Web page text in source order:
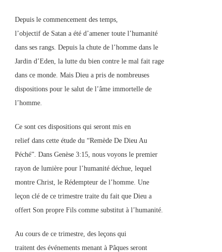
Depuis le commencement des temps,
l’objectif de Satan a été d’amener toute l’humanité
dans ses rangs. Depuis la chute de l’homme dans le
Jardin d’Eden, la lutte du bien contre le mal fait rage
dans ce monde. Mais Dieu a pris de nombreuses
dispositions pour le salut de l’âme immortelle de
l’homme.
Ce sont ces dispositions qui seront mis en
relief dans cette étude du “Remède De Dieu Au
Péché”. Dans Genèse 3:15, nous voyons le premier
rayon de lumière pour l’humanité déchue, lequel
montre Christ, le Rédempteur de l’homme. Une
leçon clé de ce trimestre traite du fait que Dieu a
offert Son propre Fils comme substitut à l’humanité.
Au cours de ce trimestre, des leçons qui
traitent des événements menant à Pâques seront